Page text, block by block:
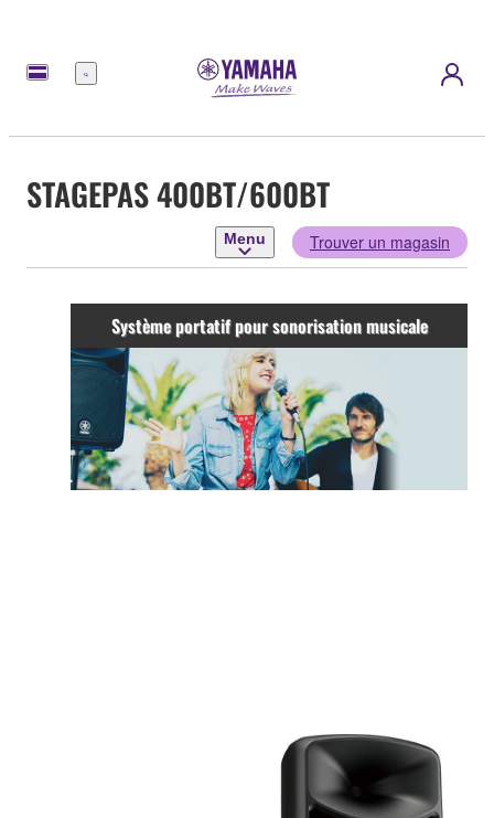
Menu
STAGEPAS 400BT/600BT
Menu Trouver un magasin
Système portatif pour sonorisation musicale